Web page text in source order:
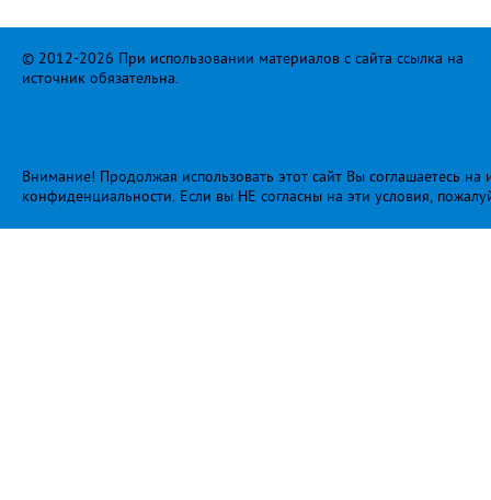
© 2012-2026 При использовании материалов с сайта ссылка на
источник обязательна.
Внимание! Продолжая использовать этот сайт Вы соглашаетесь
конфиденциальности. Если вы НЕ согласны на эти условия,